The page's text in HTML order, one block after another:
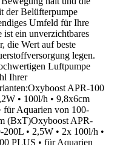
der Belüfterpumpe
Umfeld für Ihre
ist ein unverzichtbares
die Wert auf beste
legen.
Luftpumpe
Ihrer
APR-100
• 100l/h • 9,8x6cm
Aquarien von 100-
(BxT)Oxyboost APR-
• 2,5W • 2x 100l/h •
PLUS • für Aquarien